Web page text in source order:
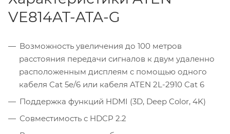
VE814AT-ATA-G
Возможность увеличения до 100 метров
расстояния передачи сигналов к двум удаленно
расположенным дисплеям с помощью одного
кабеля Cat 5e/6 или кабеля ATEN 2L-2910 Cat 6
Поддержка функций HDMI (3D, Deep Color, 4K)
Совместимость с HDCP 2.2